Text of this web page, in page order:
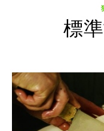
標